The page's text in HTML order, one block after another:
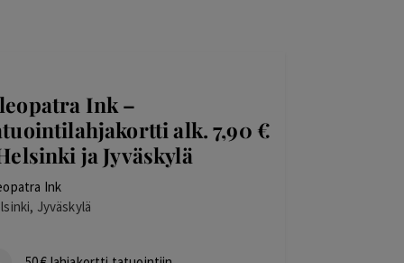
Ink –
alk. 7,90 €
ja Jyväskylä
Ink
Jyväskylä